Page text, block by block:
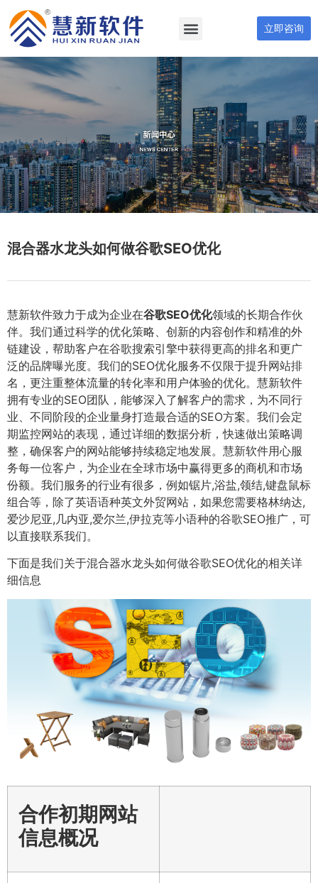
立即咨询
混合器水龙头如何做谷歌SEO优化
慧新软件致力于成为企业在谷歌SEO优化领域的长期合作伙
伴。我们通过科学的优化策略、创新的内容创作和精准的外
链建设，帮助客户在谷歌搜索引擎中获得更高的排名和更广
泛的品牌曝光度。我们的SEO优化服务不仅限于提升网站排
名，更注重整体流量的转化率和用户体验的优化。慧新软件
拥有专业的SEO团队，能够深入了解客户的需求，为不同行
业、不同阶段的企业量身打造最合适的SEO方案。我们会定
期监控网站的表现，通过详细的数据分析，快速做出策略调
整，确保客户的网站能够持续稳定地发展。慧新软件用心服
务每一位客户，为企业在全球市场中赢得更多的商机和市场
份额。我们服务的行业有很多，例如锯片,浴盐,领结,键盘鼠标
组合等，除了英语语种英文外贸网站，如果您需要格林纳达,
爱沙尼亚,几内亚,爱尔兰,伊拉克等小语种的谷歌SEO推广，可
以直接联系我们。
下面是我们关于混合器水龙头如何做谷歌SEO优化的相关详
细信息
合作初期网站
信息概况